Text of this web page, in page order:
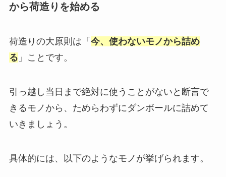
から荷造りを始める
荷造りの大原則は「 今、使わないモノから詰め
る 」ことです。
引っ越し当日まで絶対に使うことがないと断言で
きるモノから、ためらわずにダンボールに詰めて
いきましょう。
具体的には、以下のようなモノが挙げられます。